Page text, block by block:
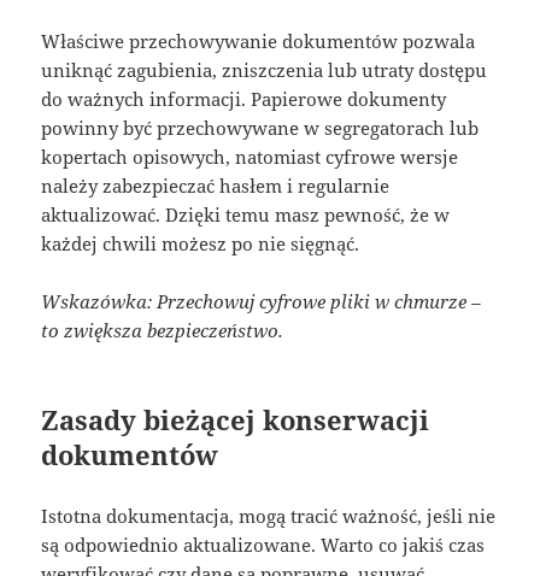
Właściwe przechowywanie dokumentów pozwala
uniknąć zagubienia, zniszczenia lub utraty dostępu
do ważnych informacji. Papierowe dokumenty
powinny być przechowywane w segregatorach lub
kopertach opisowych, natomiast cyfrowe wersje
należy zabezpieczać hasłem i regularnie
aktualizować. Dzięki temu masz pewność, że w
każdej chwili możesz po nie sięgnąć.
Wskazówka: Przechowuj cyfrowe pliki w chmurze –
to zwiększa bezpieczeństwo.
Zasady bieżącej konserwacji
dokumentów
Istotna dokumentacja, mogą tracić ważność, jeśli nie
są odpowiednio aktualizowane. Warto co jakiś czas